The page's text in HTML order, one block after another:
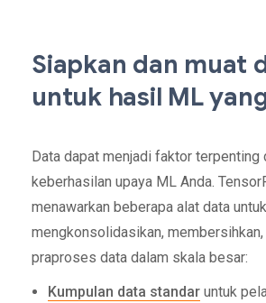
Siapkan dan muat
untuk hasil ML
Data dapat menjadi faktor terpenting
keberhasilan upaya ML Anda.
menawarkan beberapa alat data
mengkonsolidasikan, membersihkan,
praproses data dalam skala besar:
Kumpulan data standar untuk